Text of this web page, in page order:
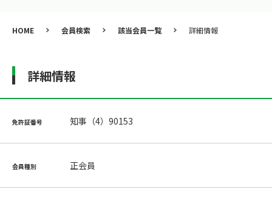
HOME 会員検索 該当会員一覧 詳細情報
詳細情報
免許証番号 知事（4）90153
会員種別 正会員